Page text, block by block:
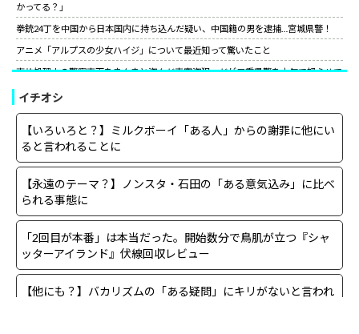
かってる？」
拳銃24丁を中国から日本国内に持ち込んだ疑い、中国籍の男を逮捕…宮城県警！
アニメ「アルプスの少女ハイジ」について最近知って驚いたこと
事故処理中の警察車両をまんまと盗んだ車窃盗犯、だが三重県警を本気で怒らせて
山上徹也が喉から手が出るほど欲しくて50万円詐欺られた拳銃を3千円で日本国内
で売っていた中国人逮捕
【朗報】中国上海ライブ強制終了の大槻マキにグラス米国駐日大使が日本語でエー
ル！米国バンドの代表曲捧げ「信念貫いて」［12/3］
小野田紀美氏、高市首相の“進撃の巨人スピーチ”に反応「これは…兵長キックフラ
サイコパスってほとんどは社会的に成功している人間なんだがな。
イチオシ
【いろいろと？】ミルクボーイ「ある人」からの謝罪に他にい
ると言われることに
【永遠のテーマ？】ノンスタ・石田の「ある意気込み」に比べ
られる事態に
「2回目が本番」は本当だった。開始数分で鳥肌が立つ『シャ
ッターアイランド』伏線回収レビュー
【他にも？】バカリズムの「ある疑問」にキリがないと言われ